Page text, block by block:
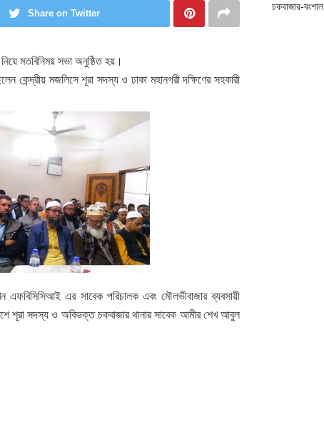
Share on Twitter
মতবিনিময় সভা অনুষ্ঠিত হয়।
কেন্দ্রীয় মজলিসে শূরা সদস্য ও ঢাকা মহানগরী দক্ষিণের সহকারী
এফবিসিসিআই এর সাবেক পরিচালক এবং মৌলভীবাজার ব্যবসায়ী
শূরা সদস্য ও অবিভক্ত চকবাজার থানার সাবেক আমীর শেখ আবুল
চকবাজার-